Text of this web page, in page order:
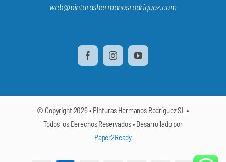
web@pinturashermanosrodriguez.com
© Copyright 2026 • Pinturas Hermanos Rodríguez SL •
Todos los Derechos Reservados • Desarrollado por
Paper2Ready